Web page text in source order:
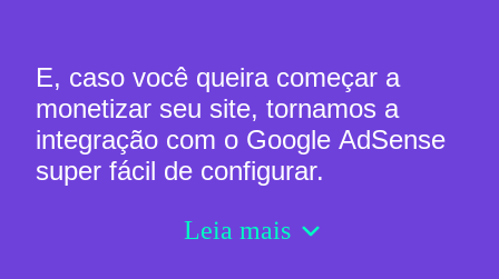
E, caso você queira começar a
monetizar seu site, tornamos a
integração com o Google AdSense
super fácil de configurar.
Leia mais